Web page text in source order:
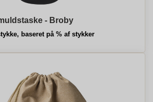
- Broby
baseret på % af stykker